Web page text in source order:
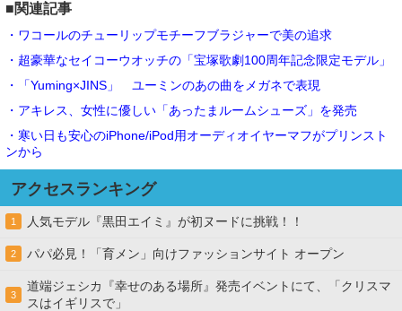
■関連記事
・ワコールのチューリップモチーフブラジャーで美の追求
・超豪華なセイコーウオッチの「宝塚歌劇100周年記念限定モデル」
・「Yuming×JINS」 ユーミンのあの曲をメガネで表現
・アキレス、女性に優しい「あったまルームシューズ」を発売
・寒い日も安心のiPhone/iPod用オーディオイヤーマフがプリンスト
ンから
アクセスランキング
1 人気モデル『黒田エイミ』が初ヌードに挑戦！！
2 パパ必見！「育メン」向けファッションサイト オープン
3
道端ジェシカ『幸せのある場所』発売イベントにて、「クリスマ
スはイギリスで」